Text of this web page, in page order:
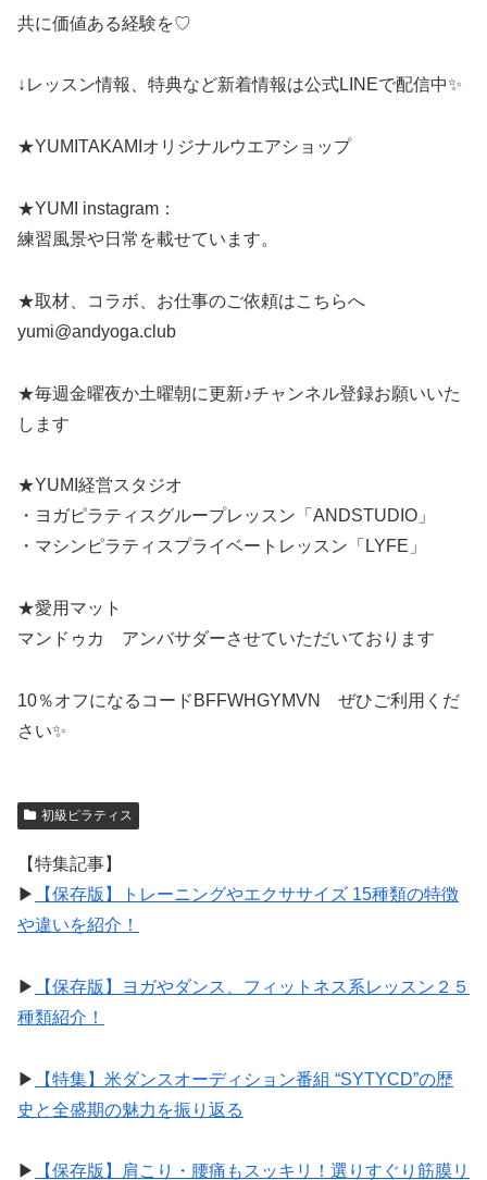
共に価値ある経験を♡
↓レッスン情報、特典など新着情報は公式LINEで配信中✨
★YUMITAKAMIオリジナルウエアショップ
★YUMI instagram：
練習風景や日常を載せています。
★取材、コラボ、お仕事のご依頼はこちらへ
yumi@andyoga.club
★毎週金曜夜か土曜朝に更新♪チャンネル登録お願いいた
します
★YUMI経営スタジオ
・ヨガピラティスグループレッスン「ANDSTUDIO」
・マシンピラティスプライベートレッスン「LYFE」
★愛用マット
マンドゥカ アンバサダーさせていただいております
10％オフになるコードBFFWHGYMVN ぜひご利用くだ
さい✨️
初級ピラティス
【特集記事】
▶︎
【保存版】トレーニングやエクササイズ 15種類の特徴
や違いを紹介！
▶︎
【保存版】ヨガやダンス、フィットネス系レッスン２５
種類紹介！
▶︎
【特集】米ダンスオーディション番組 “SYTYCD”の歴
史と全盛期の魅力を振り返る
▶︎ 【保存版】肩こり・腰痛もスッキリ！選りすぐり筋膜リ